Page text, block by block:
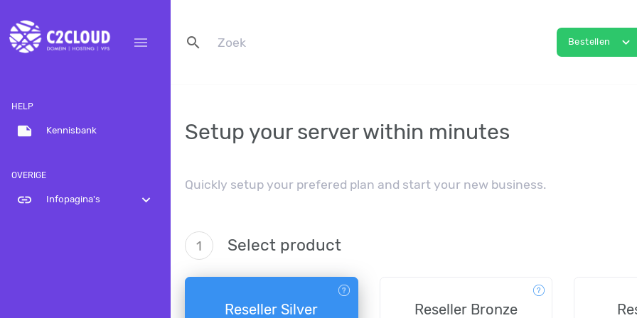
menu search Bestellen expand_more
HELP
note Kennisbank
OVERIGE
link Infopagina's expand_more
Setup your server within minutes
Quickly setup your prefered plan and start your new business.
1 Select product
Reseller Silver Reseller Bronze